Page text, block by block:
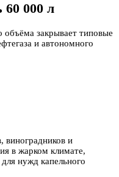
60 000 л
объёма закрывает типовые
и автономного
виноградников и
в жарком климате,
нужд капельного